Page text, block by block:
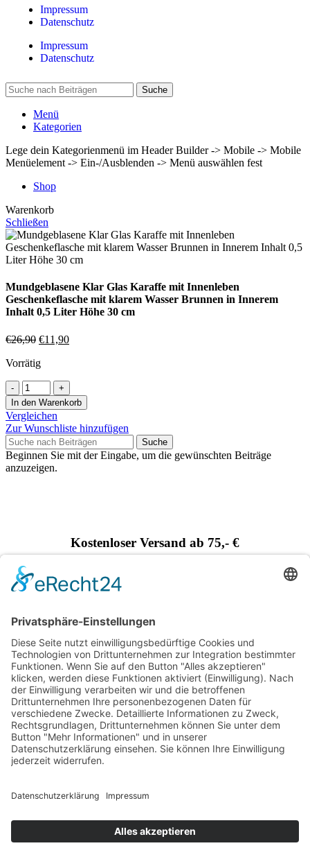
Impressum
Datenschutz
Impressum
Datenschutz
Suche
Menü
Kategorien
Lege dein Kategorienmenü im Header Builder -> Mobile -> Mobile
Menüelement -> Ein-/Ausblenden -> Menü auswählen fest
Shop
Warenkorb
Schließen
Mundgeblasene Klar Glas Karaffe mit Innenleben
Geschenkeflasche mit klarem Wasser Brunnen in Innerem
Inhalt 0,5 Liter Höhe 30 cm
€26,90 €11,90
Vorrätig
In den Warenkorb
Vergleichen
Zur Wunschliste hinzufügen
Suche
Beginnen Sie mit der Eingabe, um die gewünschten Beiträge
anzuzeigen.
Kostenloser Versand ab 75,- €
Handgefertigt in Europa
Perfekt als Geschenk